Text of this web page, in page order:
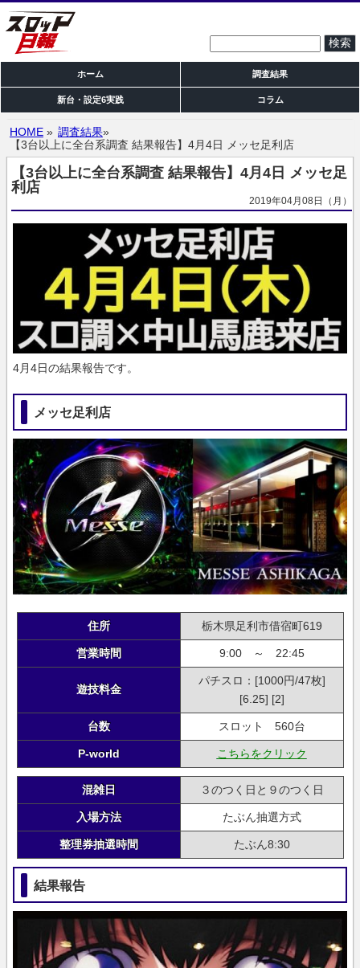
検索:
ホーム 調査結果
新台・設定6実践 コラム
HOME» 調査結果»
【3台以上に全台系調査 結果報告】4月4日 メッセ足利店
【3台以上に全台系調査 結果報告】4月4日 メッセ足
利店
2019年04月08日（月）
4月4日の結果報告です。
メッセ足利店
住所 栃木県足利市借宿町619
営業時間 9:00 ～ 22:45
遊技料金
パチスロ：[1000円/47枚]
[6.25] [2]
台数 スロット 560台
P-world こちらをクリック
混雑日 ３のつく日と９のつく日
入場方法 たぶん抽選方式
整理券抽選時間 たぶん8:30
結果報告